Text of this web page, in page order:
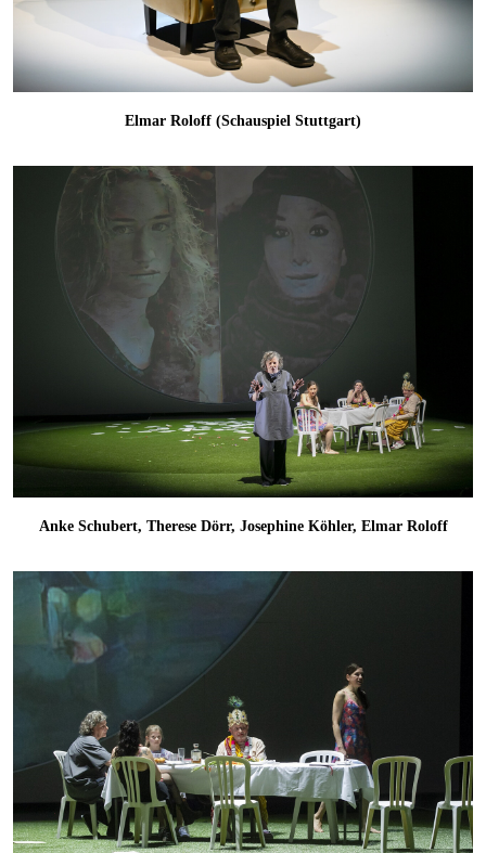
Elmar Roloff (Schauspiel Stuttgart)
Anke Schubert, Therese Dörr, Josephine Köhler, Elmar Roloff